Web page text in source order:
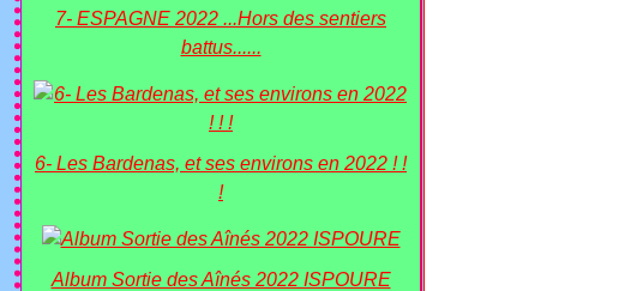
7- ESPAGNE 2022 ...Hors des sentiers
battus......
6- Les Bardenas, et ses environs en 2022 ! !
!
Album Sortie des Aînés 2022 ISPOURE